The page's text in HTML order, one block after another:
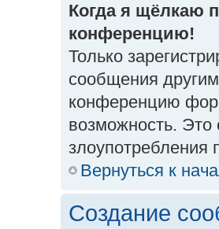
Когда я щёлкаю
конференцию!
Только
сообщения
конференцию
возможность. Это
злоупотребления
Вернуться к
Создание